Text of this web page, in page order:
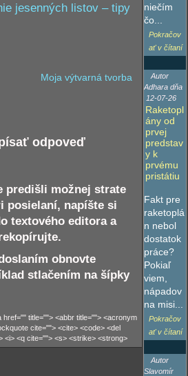
jesenných listov – tipy
Moja výtvarná tvorba
odpoveď
predišli možnej strate
posielaní, napíšte si
textového editora a
obnovte
stlačením na šípky
href="" title=""> <abbr title=""> <acronym
cite=""> <cite> <code> <del
<i> <q cite=""> <s> <strike> <strong>
niečím
čo...
Pokračov
ať v čítaní
Autor
Adhara dňa
12-07-26
Raketopl
ány od
prvej
predstav
y k
prvému
pristátiu
Fakt pre
raketoplá
n nebol
dostatok
práce?
Pokiaľ
viem,
nápadov
na misi...
Pokračov
ať v čítaní
Autor
Slavomír